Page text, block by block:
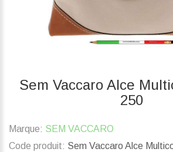
Sem Vaccaro Alce
250
Marque: SEM VACCARO
Code produit: Sem Vaccaro Alce